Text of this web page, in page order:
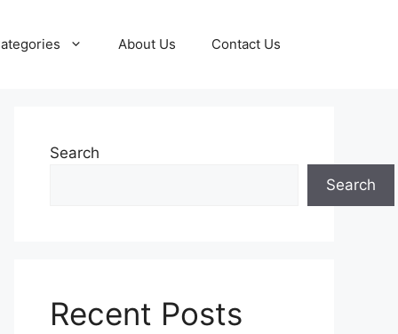
About Us Contact Us
Search
Search
Recent Posts